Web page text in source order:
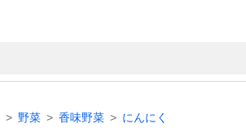
野菜 香味野菜 にんにく